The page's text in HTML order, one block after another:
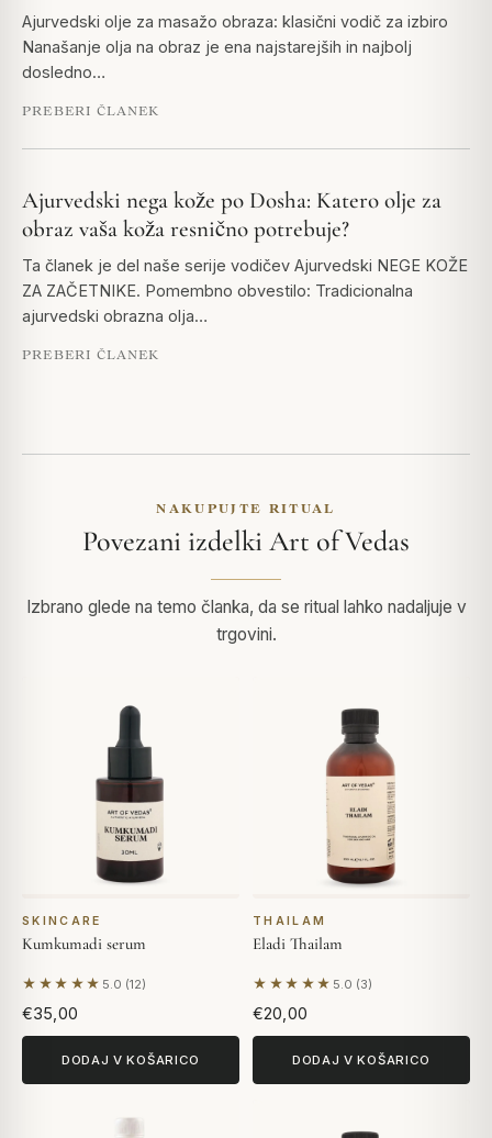
Ajurvedski olje za masažo obraza: klasični vodič za izbiro
Nanašanje olja na obraz je ena najstarejših in najbolj
dosledno…
PREBERI ČLANEK
Ajurvedski nega kože po Dosha: Katero olje za
obraz vaša koža resnično potrebuje?
Ta članek je del naše serije vodičev Ajurvedski NEGE KOŽE
ZA ZAČETNIKE. Pomembno obvestilo: Tradicionalna
ajurvedski obrazna olja…
PREBERI ČLANEK
NAKUPUJTE RITUAL
Povezani izdelki Art of Vedas
Izbrano glede na temo članka, da se ritual lahko nadaljuje v
trgovini.
SKINCARE
Kumkumadi serum
★★★★★ 5.0 (12)
Na podlagi 12 mnenj
€35,00
DODAJ V KOŠARICO
THAILAM
Eladi Thailam
★★★★★ 5.0 (3)
Na podlagi 3 mnenj
€20,00
DODAJ V KOŠARICO